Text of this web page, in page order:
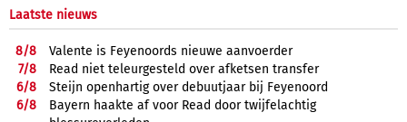
Laatste nieuws
8/8
Valente is Feyenoords nieuwe aanvoerder
7/8
Read niet teleurgesteld over afketsen transfer
6/8
Steijn openhartig over debuutjaar bij Feyenoord
6/8
Bayern haakte af voor Read door twijfelachtig